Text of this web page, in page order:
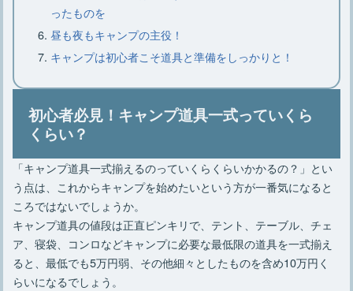
利な物、焚き火のやり方
【焚き火の火起こし】必要な道具や方
法、3つのコツや注意点
ロースタイルキャンプのレイアウトと
おすすめアイテム厳選8点
ったものを
昼も夜もキャンプの主役！
キャンプは初心者こそ道具と準備をしっかりと！
初心者必見！キャンプ道具一式っていくら
くらい？
「キャンプ道具一式揃えるのっていくらくらいかかるの？」とい
う点は、これからキャンプを始めたいという方が一番気になると
ころではないでしょうか。
キャンプ道具の値段は正直ピンキリで、テント、テーブル、チェ
ア、寝袋、コンロなどキャンプに必要な最低限の道具を一式揃え
ると、最低でも5万円弱、その他細々としたものを含め10万円く
らいになるでしょう。